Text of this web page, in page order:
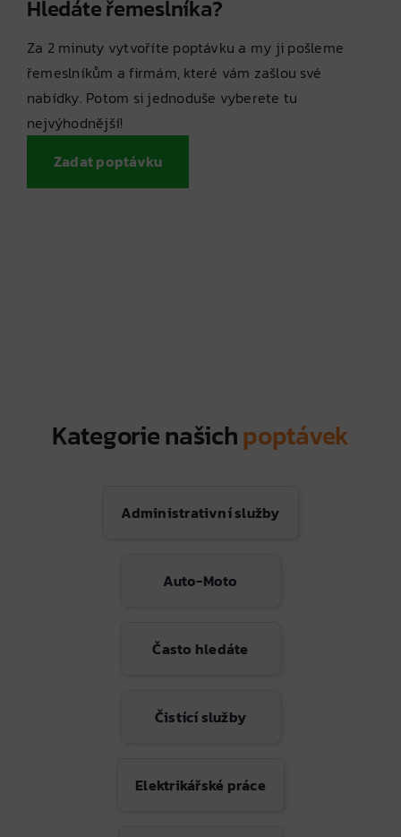
Hledáte řemeslníka?
Za 2 minuty vytvoříte poptávku a my ji pošleme
řemeslníkům a firmám, které vám zašlou své
nabídky. Potom si jednoduše vyberete tu
nejvýhodnější!
Zadat poptávku
Kategorie našichpoptávek
Administrativní služby
Auto-Moto
Často hledáte
Čistící služby
Elektrikářské práce